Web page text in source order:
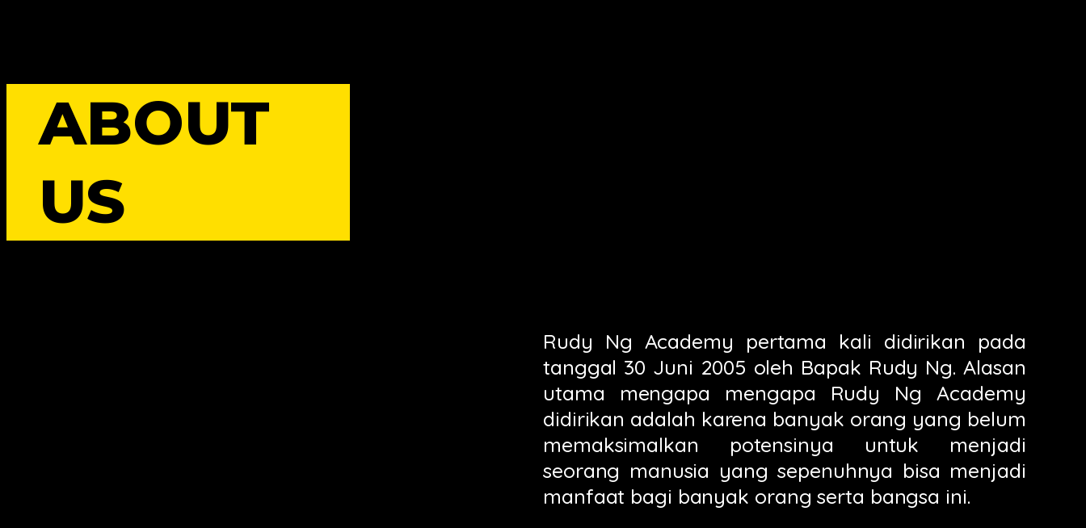
ABOUT
US
Rudy Ng Academy pertama kali didirikan pada
tanggal 30 Juni 2005 oleh Bapak Rudy Ng. Alasan
utama mengapa mengapa Rudy Ng Academy
didirikan adalah karena banyak orang yang belum
memaksimalkan potensinya untuk menjadi
seorang manusia yang sepenuhnya bisa menjadi
manfaat bagi banyak orang serta bangsa ini.